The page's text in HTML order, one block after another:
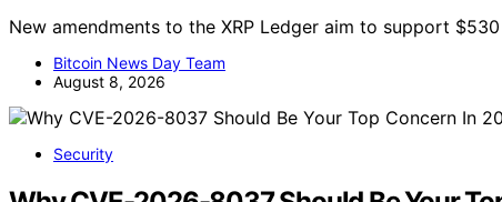
New amendments to the XRP Ledger aim to support
Bitcoin News Day Team
August 8, 2026
Security